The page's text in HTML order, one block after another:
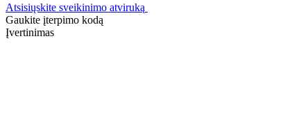
Atsisiųskite sveikinimo atviruką
Gaukite įterpimo kodą
Įvertinimas